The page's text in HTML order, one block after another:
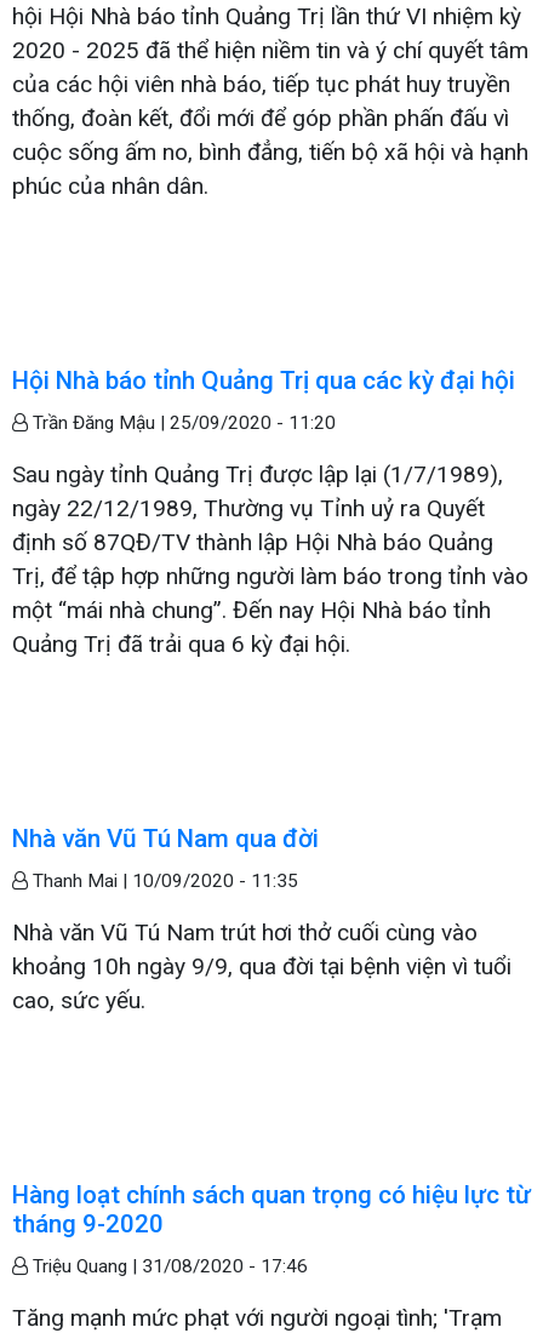
hội Hội Nhà báo tỉnh Quảng Trị lần thứ VI nhiệm kỳ
2020 - 2025 đã thể hiện niềm tin và ý chí quyết tâm
của các hội viên nhà báo, tiếp tục phát huy truyền
thống, đoàn kết, đổi mới để góp phần phấn đấu vì
cuộc sống ấm no, bình đẳng, tiến bộ xã hội và hạnh
phúc của nhân dân.
Hội Nhà báo tỉnh Quảng Trị qua các kỳ đại hội
Trần Đăng Mậu | 25/09/2020 - 11:20
Sau ngày tỉnh Quảng Trị được lập lại (1/7/1989),
ngày 22/12/1989, Thường vụ Tỉnh uỷ ra Quyết
định số 87QĐ/TV thành lập Hội Nhà báo Quảng
Trị, để tập hợp những người làm báo trong tỉnh vào
một “mái nhà chung”. Đến nay Hội Nhà báo tỉnh
Quảng Trị đã trải qua 6 kỳ đại hội.
Nhà văn Vũ Tú Nam qua đời
Thanh Mai | 10/09/2020 - 11:35
Nhà văn Vũ Tú Nam trút hơi thở cuối cùng vào
khoảng 10h ngày 9/9, qua đời tại bệnh viện vì tuổi
cao, sức yếu.
Hàng loạt chính sách quan trọng có hiệu lực từ
tháng 9-2020
Triệu Quang | 31/08/2020 - 17:46
Tăng mạnh mức phạt với người ngoại tình; 'Trạm